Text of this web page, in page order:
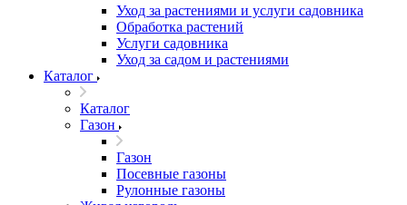
Уход за растениями и услуги садовника
Обработка растений
Услуги садовника
Уход за садом и растениями
Каталог
Каталог
Газон
Газон
Посевные газоны
Рулонные газоны